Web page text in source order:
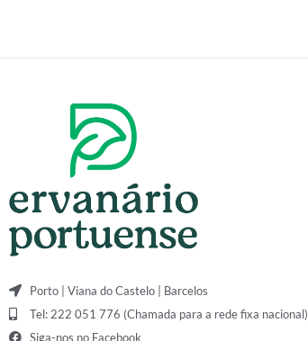
Porto | Viana do Castelo | Barcelos
Tel: 222 051 776 (Chamada para a rede fixa nacional)
Siga-nos no Facebook